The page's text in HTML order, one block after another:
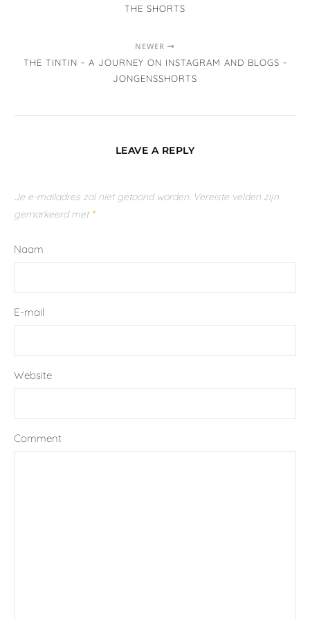
THE SHORTS
NEWER
THE TINTIN - A JOURNEY ON INSTAGRAM AND BLOGS -
JONGENSSHORTS
LEAVE A REPLY
Je e-mailadres zal niet getoond worden. Vereiste velden zijn
gemarkeerd met *
Naam
E-mail
Website
Comment